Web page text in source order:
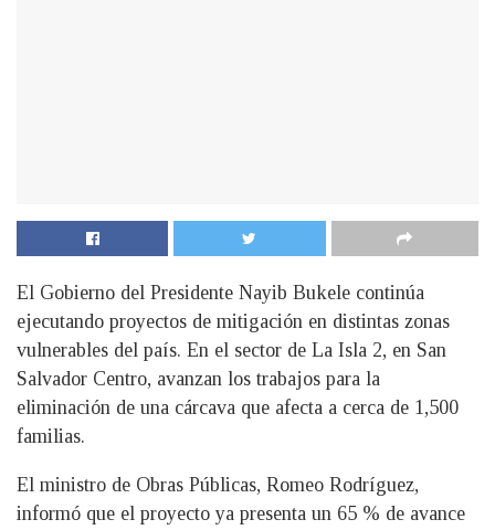
El Gobierno del Presidente Nayib Bukele continúa
ejecutando proyectos de mitigación en distintas zonas
vulnerables del país. En el sector de La Isla 2, en San
Salvador Centro, avanzan los trabajos para la
eliminación de una cárcava que afecta a cerca de 1,500
familias.
El ministro de Obras Públicas, Romeo Rodríguez,
informó que el proyecto ya presenta un 65 % de avance